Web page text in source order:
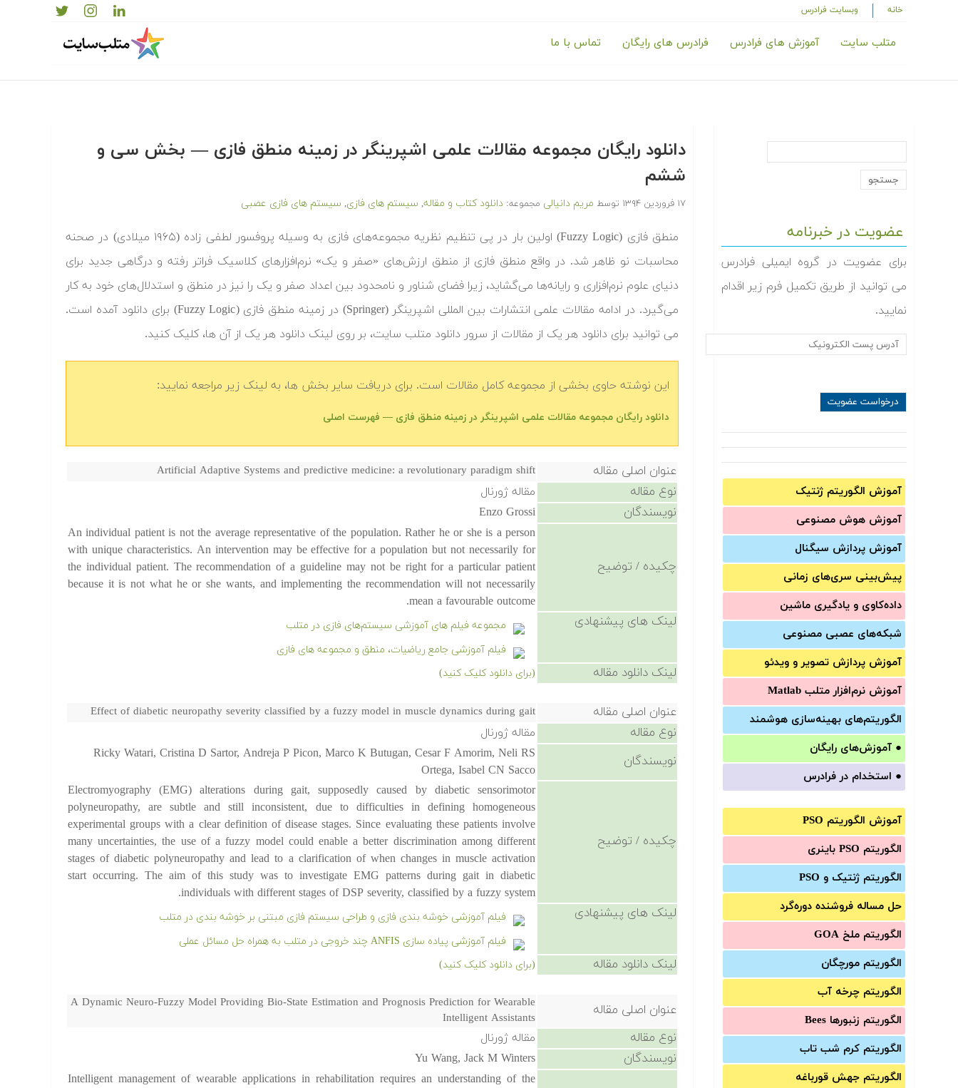
خانه وبسایت فرادرس
متلب سایت آموزش های فرادرس فرادرس های رایگان تماس با ما
عضویت در خبرنامه
برای عضویت در گروه ایمیلی فرادرس
می توانید از طریق تکمیل فرم زیر اقدام
نمایید.
آموزش الگوریتم ژنتیک
آموزش‌ هوش مصنوعی
آموزش‌ پردازش سیگنال
پیش‌‌بینی سری‌‌های زمانی
داده‌کاوی و یادگیری ماشین
شبکه‌های عصبی مصنوعی
آموزش‌ پردازش تصویر و ویدئو
آموزش‌ نرم‌افزار متلب Matlab
الگوریتم‌های بهینه‌سازی هوشمند
● آموزش‌های رایگان
● استخدام در فرادرس
آموزش الگوریتم PSO
الگوریتم PSO باینری
الگوریتم ژنتیک و PSO
حل مساله فروشنده دوره‌گرد
الگوریتم ملخ GOA
الگوریتم مورچگان
الگوریتم چرخه آب
الگوریتم زنبورها Bees
الگوریتم کرم شب تاب
الگوریتم جهش قورباغه
دانلود رایگان مجموعه مقالات علمی اشپرینگر در زمینه منطق فازی — بخش سی و
ششم
۱۷ فروردین ۱۳۹۴ توسط مریم دانیالی مجموعه: دانلود کتاب و مقاله, سیستم های فازی, سیستم های فازی عصبی
منطق فازی (Fuzzy Logic) اولین بار در پی تنظیم نظریه مجموعه‌های فازی به وسیله پروفسور لطفی زاده (۱۹۶۵ میلادی) در صحنه
محاسبات نو ظاهر شد. در واقع منطق فازی از منطق ارزش‌های «صفر و یک» نرم‌افزارهای کلاسیک فراتر رفته و درگاهی جدید برای
دنیای علوم نرم‌افزاری و رایانه‌ها می‌گشاید، زیرا فضای شناور و نامحدود بین اعداد صفر و یک را نیز در منطق و استدلال‌های خود به کار
می‌گیرد. در ادامه مقالات علمی انتشارات بین المللی اشپرینگر (Springer) در زمینه منطق فازی (Fuzzy Logic) برای دانلود آمده است.
می توانید برای دانلود هر یک از مقالات از سرور دانلود متلب سایت، بر روی لینک دانلود هر یک از آن ها، کلیک کنید.
این نوشته حاوی بخشی از مجموعه کامل مقالات است. برای دریافت سایر بخش ها، به لینک زیر مراجعه نمایید:
دانلود رایگان مجموعه مقالات علمی اشپرینگر در زمینه منطق فازی — فهرست اصلی
عنوان اصلی مقاله Artificial Adaptive Systems and predictive medicine: a revolutionary paradigm shift
نوع مقاله مقاله ژورنال
نویسندگان Enzo Grossi
چکیده / توضیح
An individual patient is not the average representative of the population. Rather he or she is a person
with unique characteristics. An intervention may be effective for a population but not necessarily for
the individual patient. The recommendation of a guideline may not be right for a particular patient
because it is not what he or she wants, and implementing the recommendation will not necessarily
mean a favourable outcome.
لینک های پیشنهادی
مجموعه فیلم های آموزشی سیستم‌های فازی در متلب
فیلم آموزشی جامع ریاضیات، منطق و مجموعه های فازی
لینک دانلود مقاله (برای دانلود کلیک کنید)
عنوان اصلی مقاله Effect of diabetic neuropathy severity classified by a fuzzy model in muscle dynamics during gait
نوع مقاله مقاله ژورنال
نویسندگان
Ricky Watari, Cristina D Sartor, Andreja P Picon, Marco K Butugan, Cesar F Amorim, Neli RS
Ortega, Isabel CN Sacco
چکیده / توضیح
Electromyography (EMG) alterations during gait, supposedly caused by diabetic sensorimotor
polyneuropathy, are subtle and still inconsistent, due to difficulties in defining homogeneous
experimental groups with a clear definition of disease stages. Since evaluating these patients involve
many uncertainties, the use of a fuzzy model could enable a better discrimination among different
stages of diabetic polyneuropathy and lead to a clarification of when changes in muscle activation
start occurring. The aim of this study was to investigate EMG patterns during gait in diabetic
individuals with different stages of DSP severity, classified by a fuzzy system.
لینک های پیشنهادی
فیلم آموزشی خوشه بندی فازی و طراحی سیستم فازی مبتنی بر خوشه بندی در متلب
فیلم آموزشی پیاده سازی ANFIS چند خروجی در متلب به همراه حل مسائل عملی
لینک دانلود مقاله (برای دانلود کلیک کنید)
عنوان اصلی مقاله
A Dynamic Neuro-Fuzzy Model Providing Bio-State Estimation and Prognosis Prediction for Wearable
Intelligent Assistants
نوع مقاله مقاله ژورنال
نویسندگان Yu Wang, Jack M Winters
Intelligent management of wearable applications in rehabilitation requires an understanding of the